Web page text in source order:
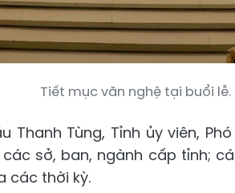
Tiết mục văn nghệ tại buổi lễ.
Tùng, Tỉnh ủy viên,
sở, ban, ngành cấp tỉnh;
các thời kỳ.